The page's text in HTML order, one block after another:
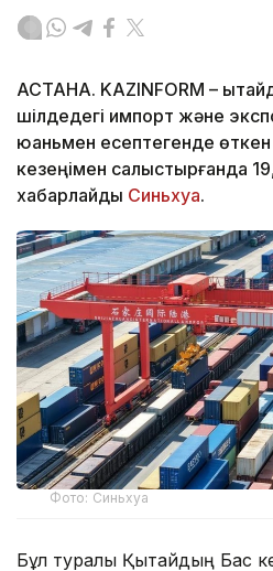
АСТАНА. KAZINFORM –
шілдедегі импорт және
юаньмен есептегенде
кезеңімен салыстырғанда
хабарлайды Синьхуа.
Фото: Синьхуа
Бұл туралы Қытайдың Бас